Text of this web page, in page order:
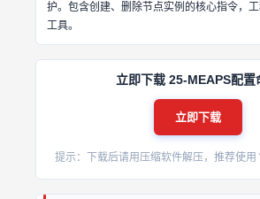
护。包含创建、删除节点实例的核心指令，
工具。
立即下载 25-MEAPS配置
立即下载
提示：下载后请用压缩软件解压，推荐使用